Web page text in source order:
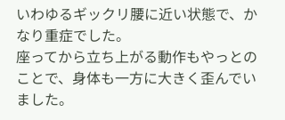
いわゆるギックリ腰に近い状態で、か
なり重症でした。
座ってから立ち上がる動作もやっとの
ことで、身体も一方に大きく歪んでい
ました。